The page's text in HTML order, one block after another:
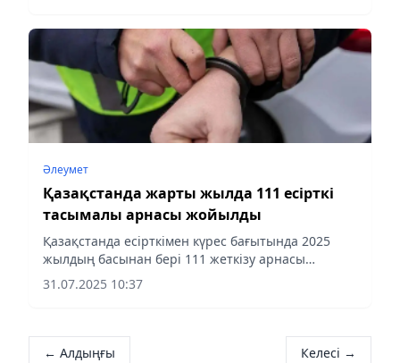
Әлеумет
Қазақстанда жарты жылда 111 есірткі
тасымалы арнасы жойылды
Қазақстанда есірткімен күрес бағытында 2025
жылдың басынан бері 111 жеткізу арнасы
жойылып, 21 нарколаборатория
әшкереленді, деп хабарлайды Аqshamnews.kz Бас
31.07.2025 10:37
← Алдыңғы Келесі →